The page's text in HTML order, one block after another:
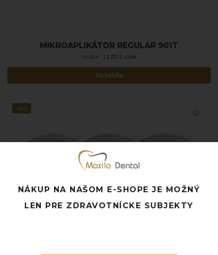
MIKROAPLIKÁTOR REGULAR 901T
19,90€ 12,00 € s DPH
Do košíka
-40%
NÁKUP NA NAŠOM E-SHOPE JE MOŽNÝ
LEN PRE ZDRAVOTNÍCKE SUBJEKTY